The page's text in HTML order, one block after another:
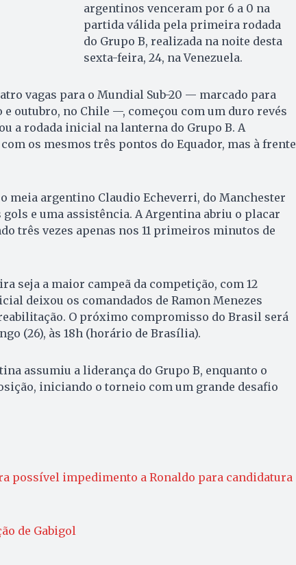
argentinos venceram por 6 a 0 na
partida válida pela primeira rodada
do Grupo B, realizada na noite desta
sexta-feira, 24, na Venezuela.
vagas para o Mundial Sub-20 — marcado para
e outubro, no Chile —, começou com um duro revés
a rodada inicial na lanterna do Grupo B. A
os mesmos três pontos do Equador, mas à frente
meia argentino Claudio Echeverri, do Manchester
e uma assistência. A Argentina abriu o placar
três vezes apenas nos 11 primeiros minutos de
seja a maior campeã da competição, com 12
deixou os comandados de Ramon Menezes
O próximo compromisso do Brasil será
(26), às 18h (horário de Brasília).
assumiu a liderança do Grupo B, enquanto o
iniciando o torneio com um grande desafio
possível impedimento a Ronaldo para candidatura
de Gabigol